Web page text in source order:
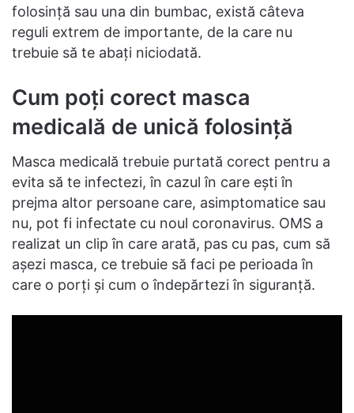
folosință sau una din bumbac, există câteva
reguli extrem de importante, de la care nu
trebuie să te abați niciodată.
Cum poți corect masca
medicală de unică folosință
Masca medicală trebuie purtată corect pentru a
evita să te infectezi, în cazul în care ești în
prejma altor persoane care, asimptomatice sau
nu, pot fi infectate cu noul coronavirus. OMS a
realizat un clip în care arată, pas cu pas, cum să
așezi masca, ce trebuie să faci pe perioada în
care o porți și cum o îndepărtezi în siguranță.